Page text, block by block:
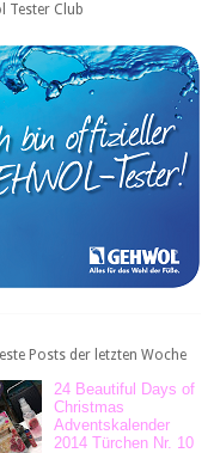
Tester Club
Posts der letzten Woche
24 Beautiful Days of
Christmas
Adventskalender
2014 Türchen Nr. 10